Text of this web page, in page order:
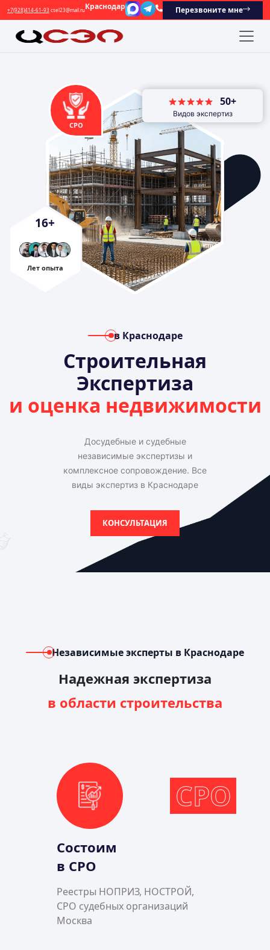
+7(928)414-61-93 csel23@mail.ruКраснодар Перезвоните мне
в Краснодаре
Строительная
Экспертиза
и оценка недвижимости
Досудебные и судебные
независимые экспертизы и
комплексное сопровождение. Все
виды экспертиз в Краснодаре
КОНСУЛЬТАЦИЯ
16+
Лет опыта
СРО
50+
Видов экспертиз
Независимые эксперты в Краснодаре
Надежная экспертиза
в области строительства
СРО
Состоим
в СРО
Реестры НОПРИЗ, НОСТРОЙ,
СРО судебных организаций
Москва